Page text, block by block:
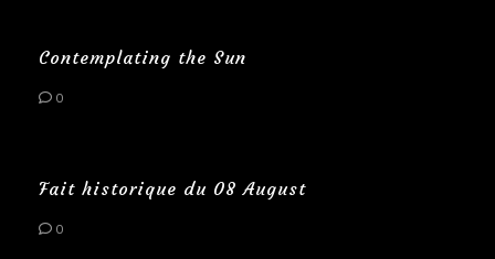
Contemplating the Sun
0
Fait historique du 08 August
0